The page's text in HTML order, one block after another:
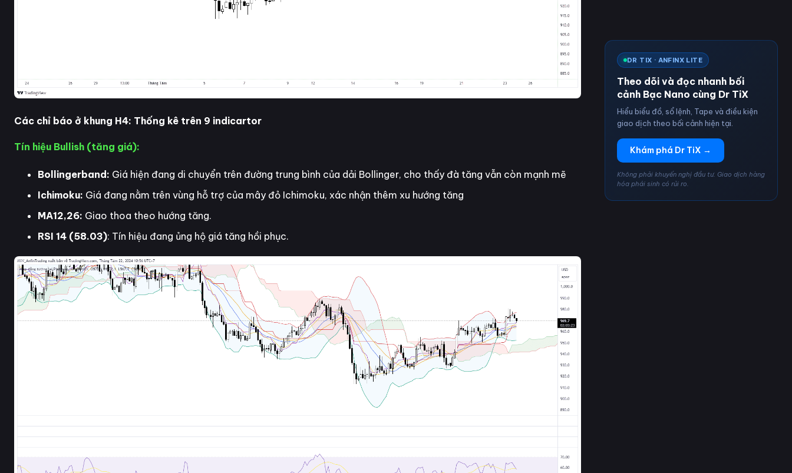
Các chỉ báo ở khung H4: Thống kê trên 9 indicartor
Tín hiệu Bullish (tăng giá):
Bollingerband: Giá hiện đang di chuyển trên đường trung bình của dải Bollinger, cho thấy đà tăng vẫn còn mạnh mẽ
Ichimoku: Giá đang nằm trên vùng hỗ trợ của mây đỏ Ichimoku, xác nhận thêm xu hướng tăng
MA12,26: Giao thoa theo hướng tăng.
RSI 14 (58.03): Tín hiệu đang ủng hộ giá tăng hồi phục.
DR TIX · ANFINX LITE
Theo dõi và đọc nhanh bối
cảnh Bạc Nano cùng Dr TiX
Hiểu biểu đồ, sổ lệnh, Tape và điều kiện
giao dịch theo bối cảnh hiện tại.
Khám phá Dr TiX →
Không phải khuyến nghị đầu tư. Giao dịch hàng
hóa phái sinh có rủi ro.